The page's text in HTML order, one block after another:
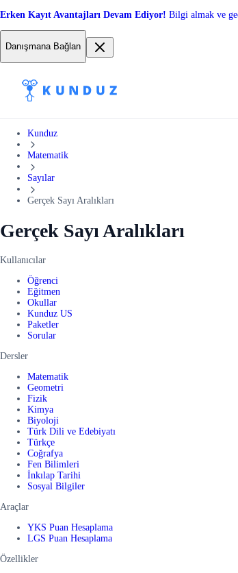
Erken Kayıt Avantajları Devam Ediyor! Bilgi almak ve
Danışmana Bağlan
Kunduz
Matematik
Sayılar
Gerçek Sayı Aralıkları
Gerçek Sayı Aralıkları
Kullanıcılar
Öğrenci
Eğitmen
Okullar
Kunduz US
Paketler
Sorular
Dersler
Matematik
Geometri
Fizik
Kimya
Biyoloji
Türk Dili ve Edebiyatı
Türkçe
Coğrafya
Fen Bilimleri
İnkılap Tarihi
Sosyal Bilgiler
Araçlar
YKS Puan Hesaplama
LGS Puan Hesaplama
Özellikler